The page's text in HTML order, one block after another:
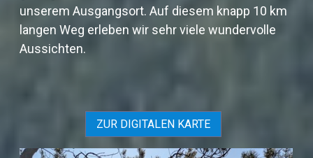
unserem Ausgangsort. Auf diesem knapp 10 km
langen Weg erleben wir sehr viele wundervolle
Aussichten.
ZUR DIGITALEN KARTE